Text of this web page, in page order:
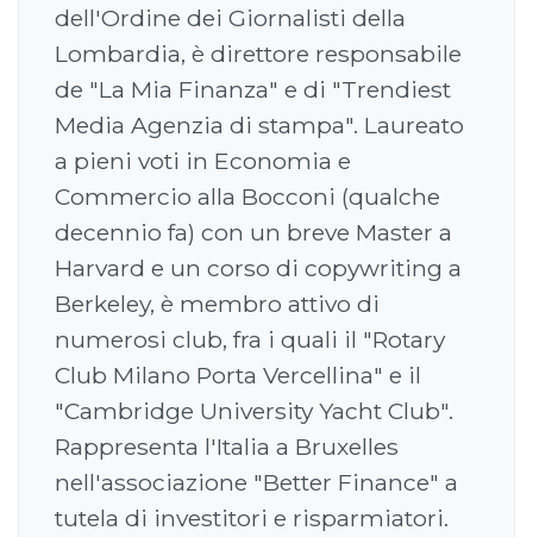
dell'Ordine dei Giornalisti della
Lombardia, è direttore responsabile
de "La Mia Finanza" e di "Trendiest
Media Agenzia di stampa". Laureato
a pieni voti in Economia e
Commercio alla Bocconi (qualche
decennio fa) con un breve Master a
Harvard e un corso di copywriting a
Berkeley, è membro attivo di
numerosi club, fra i quali il "Rotary
Club Milano Porta Vercellina" e il
"Cambridge University Yacht Club".
Rappresenta l'Italia a Bruxelles
nell'associazione "Better Finance" a
tutela di investitori e risparmiatori.